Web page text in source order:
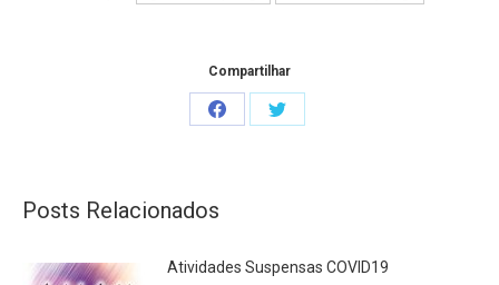
Compartilhar
Share
Share
Posts Relacionados
Atividades Suspensas COVID19